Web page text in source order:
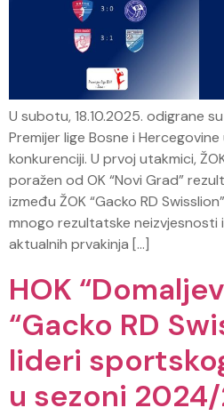
U subotu, 18.10.2025. odigrane
Premijer lige Bosne i Hercegovine
konkurenciji. U prvoj utakmici,
poražen od OK “Novi Grad”
između ŽOK “Gacko RD
mnogo rezultatske neizvjesnosti
aktualnih prvakinja […]
HOK
“Gacko RD
lideri
u sezoni